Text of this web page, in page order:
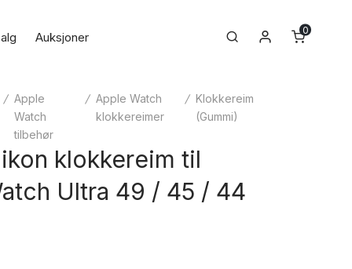
Auksjoner Search Min konto
0
/ Apple
Watch
tilbehør
/ Apple Watch
klokkereimer
/ Klokkereim
(Gummi)
klokkereim til
Ultra 49 / 45 / 44